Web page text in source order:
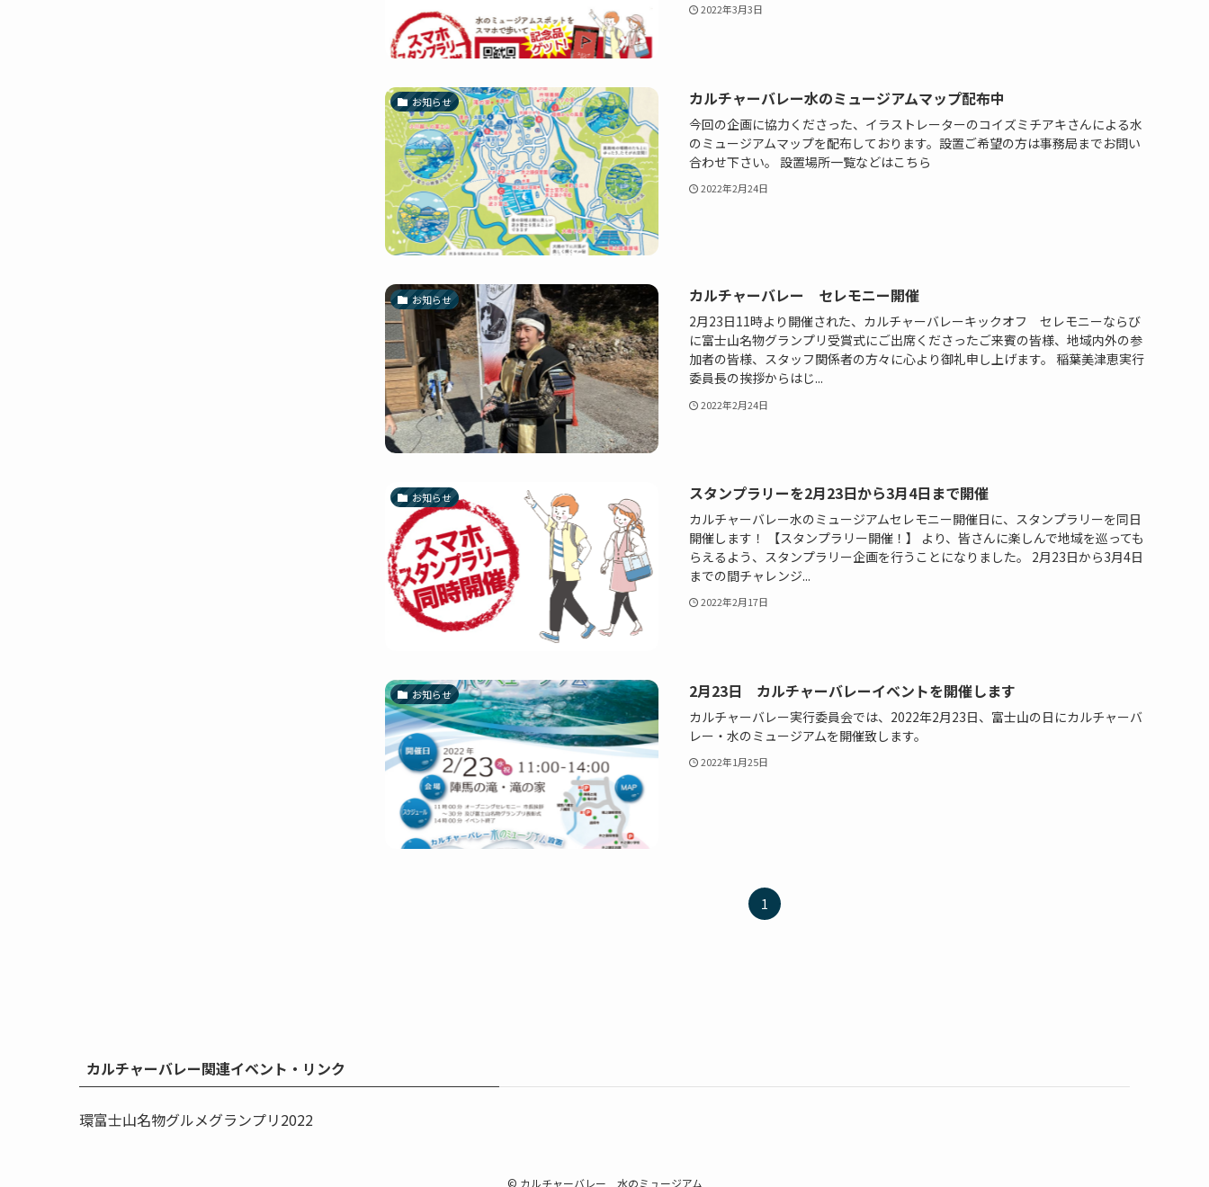
2022年3月3日
お知らせ カルチャーバレー水のミュージアムマップ配布中
今回の企画に協力くださった、イラストレーターのコイズミチアキさんによる水
のミュージアムマップを配布しております。設置ご希望の方は事務局までお問い
合わせ下さい。 設置場所一覧などはこちら
2022年2月24日
お知らせ カルチャーバレー セレモニー開催
2月23日11時より開催された、カルチャーバレーキックオフ セレモニーならび
に富士山名物グランプリ受賞式にご出席くださったご来賓の皆様、地域内外の参
加者の皆様、スタッフ関係者の方々に心より御礼申し上げます。 稲葉美津恵実行
委員長の挨拶からはじ...
2022年2月24日
お知らせ スタンプラリーを2月23日から3月4日まで開催
カルチャーバレー水のミュージアムセレモニー開催日に、スタンプラリーを同日
開催します！ 【スタンプラリー開催！】 より、皆さんに楽しんで地域を巡っても
らえるよう、スタンプラリー企画を行うことになりました。 2月23日から3月4日
までの間チャレンジ...
2022年2月17日
お知らせ 2月23日 カルチャーバレーイベントを開催します
カルチャーバレー実行委員会では、2022年2月23日、富士山の日にカルチャーバ
レー・水のミュージアムを開催致します。
2022年1月25日
1
カルチャーバレー関連イベント・リンク
環富士山名物グルメグランプリ2022
© カルチャーバレー 水のミュージアム